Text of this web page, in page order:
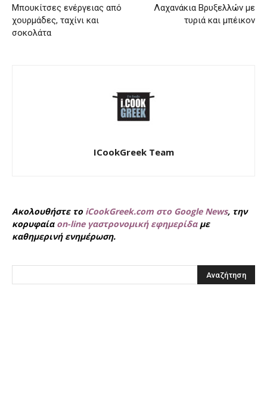
Μπουκίτσες ενέργειας από
χουρμάδες, ταχίνι και
σοκολάτα
Λαχανάκια Βρυξελλών με
τυριά και μπέικον
ICookGreek Team
Ακολουθήστε το iCookGreek.com στο Google News, την
κορυφαία on-line γαστρονομική εφημερίδαμε
καθημερινή ενημέρωση.